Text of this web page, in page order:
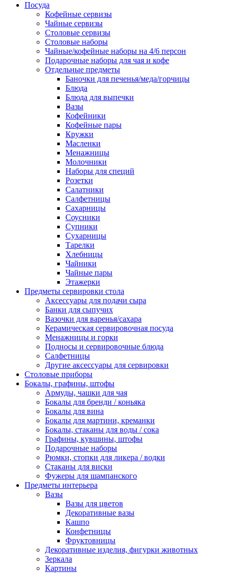
Посуда
Кофейные сервизы
Чайные сервизы
Столовые сервизы
Столовые наборы
Чайные/кофейные наборы на 4/6 персон
Подарочные наборы для чая и кофе
Отдельные предметы
Баночки для печенья/меда/горчицы
Блюда
Блюда для выпечки
Вазы
Кофейники
Кофейные пары
Кружки
Масленки
Менажницы
Молочники
Наборы для специй
Розетки
Салатники
Салфетницы
Сахарницы
Соусники
Супники
Сухарницы
Тарелки
Хлебницы
Чайники
Чайные пары
Этажерки
Предметы сервировки стола
Аксессуары для подачи сыра
Банки для сыпучих
Вазочки для варенья/сахара
Керамическая сервировочная посуда
Менажницы и горки
Подносы и сервировочные блюда
Салфетницы
Другие аксессуары для сервировки
Столовые приборы
Бокалы, графины, штофы
Армуды, чашки для чая
Бокалы для бренди / коньяка
Бокалы для вина
Бокалы для мартини, креманки
Бокалы, стаканы для воды / сока
Графины, кувшины, штофы
Подарочные наборы
Рюмки, стопки для ликера / водки
Стаканы для виски
Фужеры для шампанского
Предметы интерьера
Вазы
Вазы для цветов
Декоративные вазы
Кашпо
Конфетницы
Фруктовницы
Декоративные изделия, фигурки животных
Зеркала
Картины